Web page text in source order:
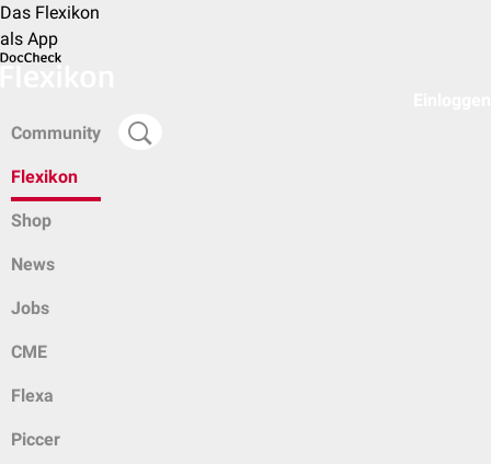
Das Flexikon
als App
Community
Flexikon
Shop
News
Jobs
CME
Flexa
Piccer